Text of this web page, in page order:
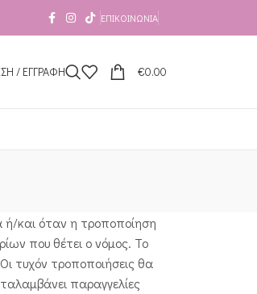
ΕΠΙΚΟΙΝΩΝΊΑ
/ ΕΓΓΡΑΦΗ €0.00
ή/και όταν η τροποποίηση
που θέτει ο νόμος. Το
τυχόν τροποποιήσεις θα
παραγγελίες